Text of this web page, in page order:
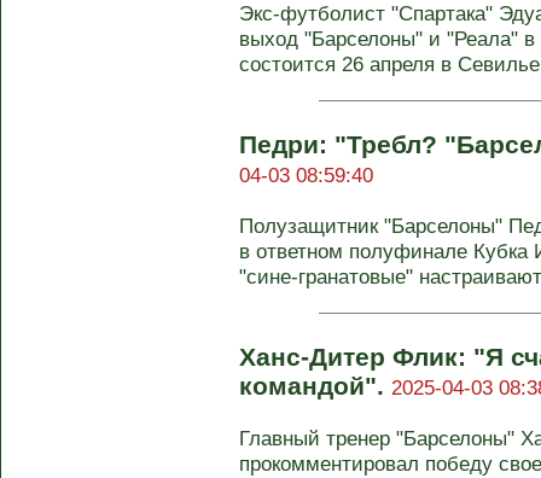
Экс-футболист "Спартака"
выход "Барселоны" и "Реала"
состоится 26 апреля в
Педри: "Требл?
04-03 08:59:40
Полузащитник "Барселоны"
в ответном полуфинале Кубка
"сине-гранатовые"
Ханс‑Дитер Флик: "Я
командой". 2025-04-03
Главный тренер "Барселоны"
прокомментировал победу